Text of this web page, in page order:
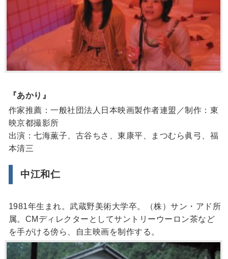
『あかり』
作家推薦：一般社団法人日本映画製作者連盟／制作：東
映京都撮影所
出演：七海薫子、古谷ちさ、東康平、まつむら眞弓、福
本清三
中江和仁
1981年生まれ。武蔵野美術大学卒。（株）サン・アド所
属。CMディレクターとしてサントリーウーロン茶など
を手がける傍ら、自主映画を制作する。